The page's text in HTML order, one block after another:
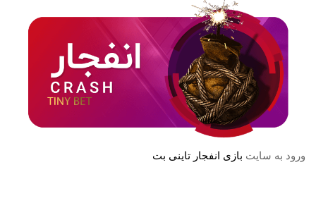
ورود به سایت بازی انفجار تاینی بت